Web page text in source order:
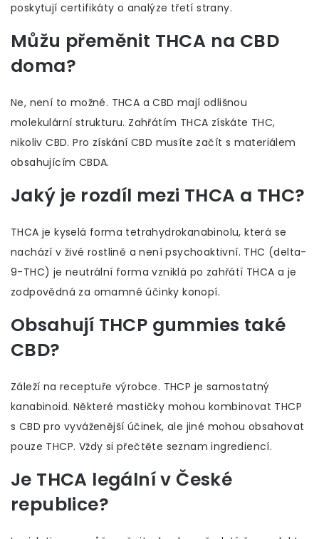
poskytují certifikáty o analýze třetí strany.
Můžu přeměnit THCA na CBD
doma?
Ne, není to možné. THCA a CBD mají odlišnou
molekulární strukturu. Zahřátím THCA získáte THC,
nikoliv CBD. Pro získání CBD musíte začít s materiálem
obsahujícím CBDA.
Jaký je rozdíl mezi THCA a THC?
THCA je kyselá forma tetrahydrokanabinolu, která se
nachází v živé rostlině a není psychoaktivní. THC (delta-
9-THC) je neutrální forma vzniklá po zahřátí THCA a je
zodpovědná za omamné účinky konopí.
Obsahují THCP gummies také
CBD?
Záleží na receptuře výrobce. THCP je samostatný
kanabinoid. Některé mastičky mohou kombinovat THCP
s CBD pro vyváženější účinek, ale jiné mohou obsahovat
pouze THCP. Vždy si přečtěte seznam ingrediencí.
Je THCA legální v České
republice?